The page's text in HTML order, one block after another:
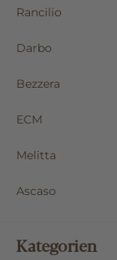
Rancilio
Darbo
Bezzera
ECM
Melitta
Ascaso
Kategorien